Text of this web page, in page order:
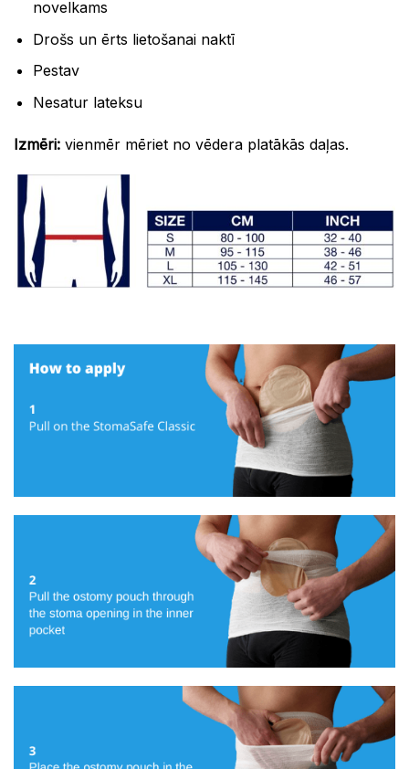
novelkams
Drošs un ērts lietošanai naktī
Pestav
Nesatur lateksu
Izmēri: vienmēr mēriet no vēdera platākās daļas.